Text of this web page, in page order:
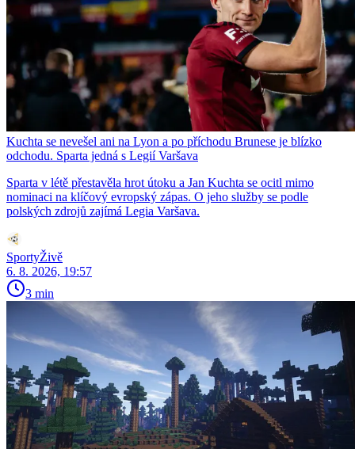
Kuchta se nevešel ani na Lyon a po příchodu Brunese je blízko
odchodu. Sparta jedná s Legií Varšava
Sparta v létě přestavěla hrot útoku a Jan Kuchta se ocitl mimo
nominaci na klíčový evropský zápas. O jeho služby se podle
polských zdrojů zajímá Legia Varšava.
SportyŽivě
6. 8. 2026, 19:57
3 min